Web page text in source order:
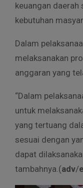
keuangan
kebutuhan
Dalam
melaksanakan
anggaran yang
“Dalam
untuk
yang tertuang
sesuai dengan
dapat
tambahnya.(adv/